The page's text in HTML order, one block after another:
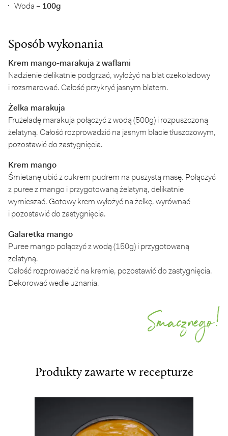
Woda – 100g
Sposób wykonania
Krem mango-marakuja z waflami
Nadzienie delikatnie podgrzać, wyłożyć na blat czekoladowy
i rozsmarować. Całość przykryć jasnym blatem.
Żelka marakuja
Frużeladę marakuja połączyć z wodą (500g) i rozpuszczoną
żelatyną. Całość rozprowadzić na jasnym blacie tłuszczowym,
pozostawić do zastygnięcia.
Krem mango
Śmietanę ubić z cukrem pudrem na puszystą masę. Połączyć
z puree z mango i przygotowaną żelatyną, delikatnie
wymieszać. Gotowy krem wyłożyć na żelkę, wyrównać
i pozostawić do zastygnięcia.
Galaretka mango
Puree mango połączyć z wodą (150g) i przygotowaną
żelatyną.
Całość rozprowadzić na kremie, pozostawić do zastygnięcia.
Dekorować wedle uznania.
Smacznego!
Produkty zawarte w recepturze